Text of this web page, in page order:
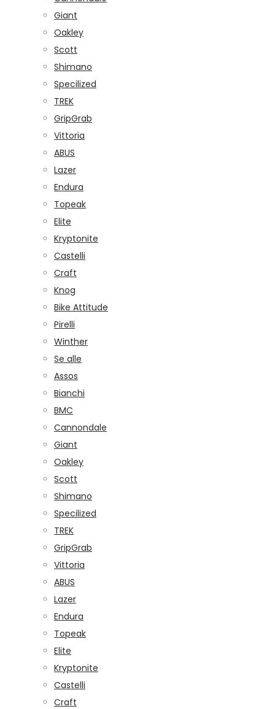
Giant
Oakley
Scott
Shimano
Specilized
TREK
GripGrab
Vittoria
ABUS
Lazer
Endura
Topeak
Elite
Kryptonite
Castelli
Craft
Knog
Bike Attitude
Pirelli
Winther
Se alle
Assos
Bianchi
BMC
Cannondale
Giant
Oakley
Scott
Shimano
Specilized
TREK
GripGrab
Vittoria
ABUS
Lazer
Endura
Topeak
Elite
Kryptonite
Castelli
Craft